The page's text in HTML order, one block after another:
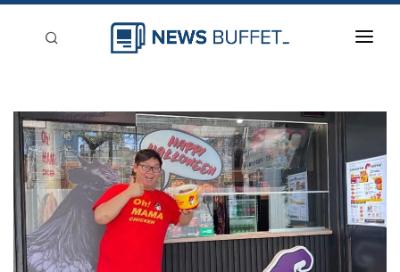
新聞稿分類
登入
刊登